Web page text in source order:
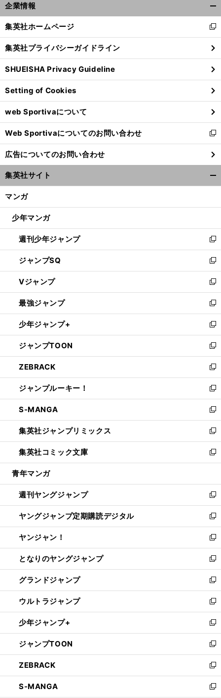
】
・
・ 昇格プレーオフ決勝
岡山vs仙台の試合日程
テレビ放送
ネット配信予定
企業情報
閉
る
集英社ホームページ
新
し
い
ウ
ィ
ン
ド
ウ
で
開
く
集英社プライバシーガイドライン
SHUEISHA Privacy Guideline
Setting of Cookies
web Sportivaについて
Web Sportivaについてのお問い合わせ
新
し
い
ウ
ィ
ン
ウ
開
く
広告についてのお問い合わせ
集英社サイト
マンガ
少年マンガ
週刊少年ジャンプ
新
し
い
ウ
ィ
ン
ド
ウ
で
開
く
ジャンプSQ
新
し
い
ウ
ィ
ン
ド
ウ
で
開
く
Vジャンプ
新
し
い
ウ
ィ
ン
ド
ウ
で
開
く
最強ジャンプ
新
し
い
ウ
ィ
ン
ド
ウ
で
開
く
少年ジャンプ+
新
し
い
ウ
ィ
ン
ド
ウ
で
開
く
ジャンプTOON
新
し
い
ウ
ィ
ン
ド
ウ
で
開
く
ZEBRACK
新
し
い
ウ
ィ
ン
ド
ウ
で
開
ジャンプルーキー！
新
し
い
ウ
ィ
ン
ド
ウ
開
く
S-MANGA
新
し
い
ウ
ィ
ン
ウ
で
開
く
集英社ジャンプリミックス
新
し
い
ウ
ン
ド
ウ
で
開
く
集英社コミック文庫
新
し
ウ
ィ
ン
ド
ウ
で
開
く
青年マンガ
週刊ヤングジャンプ
新
し
い
ウ
ィ
ン
ド
ウ
で
開
く
ヤングジャンプ定期購読デジタル
新
し
い
ウ
ィ
ン
ド
ウ
で
開
く
ヤンジャン！
新
し
い
ウ
ィ
ン
ド
ウ
で
開
く
となりのヤングジャンプ
新
し
い
ウ
ィ
ン
ド
ウ
で
開
く
グランドジャンプ
新
し
い
ウ
ィ
ン
ド
ウ
で
開
く
ウルトラジャンプ
新
し
い
ウ
ィ
ン
ド
ウ
で
少年ジャンプ+
新
し
い
ウ
ィ
ン
ド
ジャンプTOON
新
し
い
ウ
ィ
ZEBRACK
新
し
い
S-MANGA
新